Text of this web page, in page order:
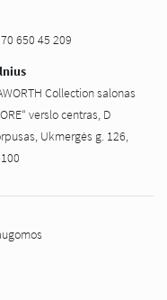
650 45 209
Collection salonas
verslo centras, D
Ukmergės g. 126,